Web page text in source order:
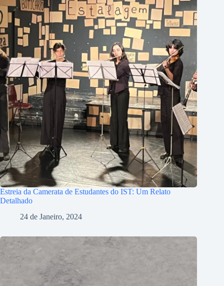
Estreia da Camerata de Estudantes do IST: Um Relato
Detalhado
24 de Janeiro, 2024